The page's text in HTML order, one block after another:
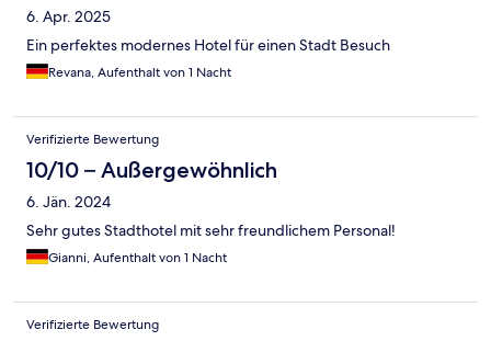
6. Apr. 2025
Ein perfektes modernes Hotel für einen Stadt Besuch
Revana, Aufenthalt von 1 Nacht
Verifizierte Bewertung
10/10 – Außergewöhnlich
6. Jän. 2024
Sehr gutes Stadthotel mit sehr freundlichem Personal!
Gianni, Aufenthalt von 1 Nacht
Verifizierte Bewertung